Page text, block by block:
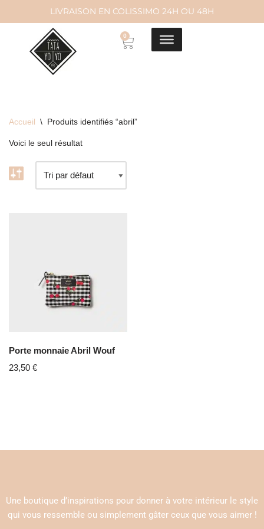
contenu
LIVRAISON EN COLISSIMO 24H OU 48H
0
Accueil \ Produits identifiés “abril”
Voici le seul résultat
Porte monnaie Abril Wouf
23,50 €
Une boutique d’inspirations pour donner à votre intérieur le style
qui vous ressemble ou simplement gâter ceux que vous aimer !